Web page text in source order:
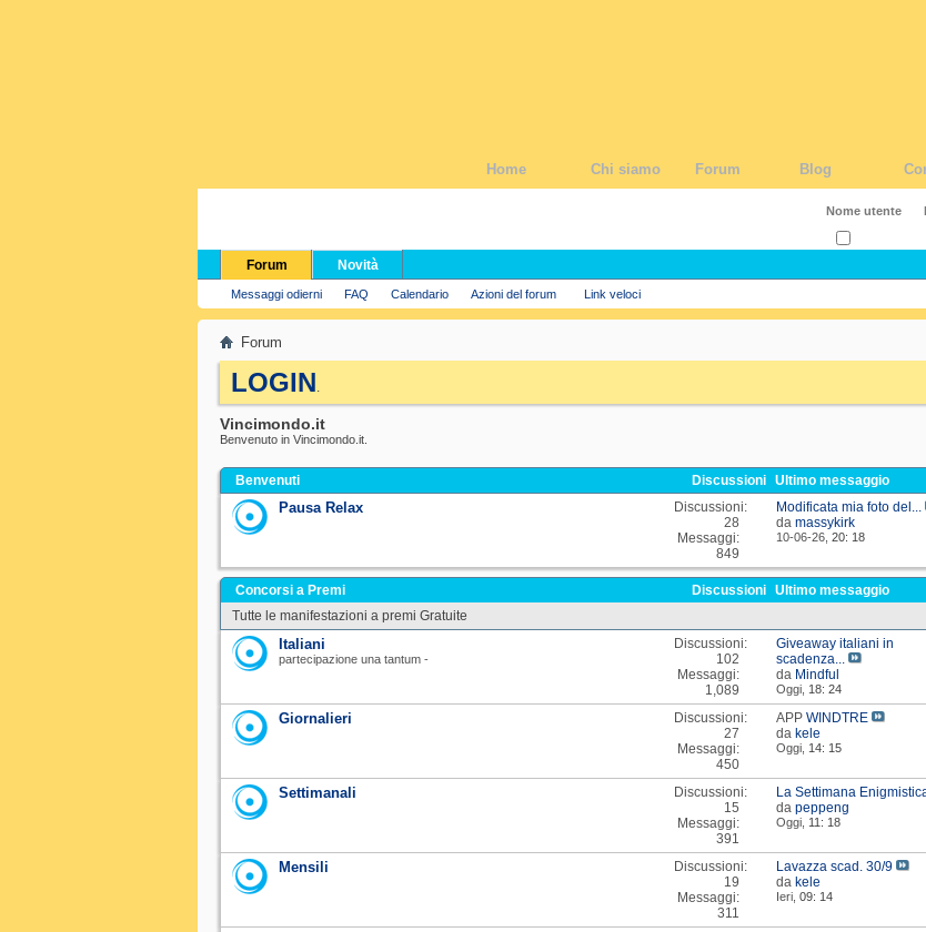
Home Chi siamo Forum Blog
Forum
Messaggi odierni FAQ Calendario Azioni del forum Link veloci
Novità
Forum
LOGIN.
Vincimondo.it
Benvenuto in Vincimondo.it.
Benvenuti Discussioni Ultimo messaggio
Pausa Relax
Discussioni:
28
Messaggi:
849
Modificata mia foto del...
damassykirk
10-06-26,20: 18
Concorsi a Premi Discussioni Ultimo messaggio
Tutte le manifestazioni a premi Gratuite
Italiani
partecipazione una tantum -
Discussioni:
102
Messaggi:
1,089
Giveaway italiani in
scadenza...
da Mindful
Oggi, 18: 24
Giornalieri
Discussioni:
27
Messaggi:
450
APPWINDTRE
da kele
Oggi, 14: 15
Settimanali
Discussioni:
15
Messaggi:
391
La Settimana
dapeppeng
Oggi, 11: 18
Mensili
Discussioni:
19
Messaggi:
311
Lavazza scad. 30/9
da kele
Ieri,09: 14